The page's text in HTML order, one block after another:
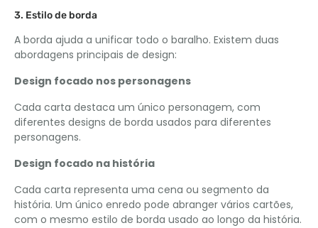
3. Estilo de borda
A borda ajuda a unificar todo o baralho. Existem duas
abordagens principais de design:
Design focado nos personagens
Cada carta destaca um único personagem, com
diferentes designs de borda usados ​​para diferentes
personagens.
Design focado na história
Cada carta representa uma cena ou segmento da
história. Um único enredo pode abranger vários cartões,
com o mesmo estilo de borda usado ao longo da história.